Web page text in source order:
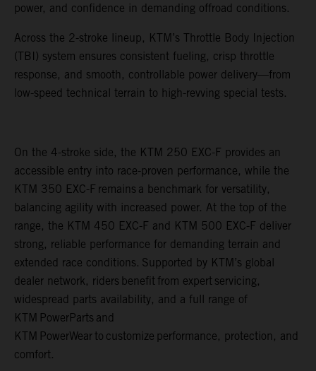
power, and confidence in demanding offroad conditions.
Across the 2-stroke lineup, KTM’s Throttle Body Injection
(TBI) system ensures consistent fueling, crisp throttle
response, and smooth, controllable power delivery—from
low-speed technical terrain to high-revving special tests.
On the 4-stroke side, the KTM 250 EXC-F provides an
accessible entry into race-proven performance, while the
KTM 350 EXC-F remains a benchmark for versatility,
balancing agility with increased power. At the top of the
range, the KTM 450 EXC-F and KTM 500 EXC-F deliver
strong, reliable performance for demanding terrain and
extended race conditions. Supported by KTM’s global
dealer network, riders benefit from expert servicing,
widespread parts availability, and a full range of
KTM PowerParts and
KTM PowerWear to customize performance, protection, and
comfort.